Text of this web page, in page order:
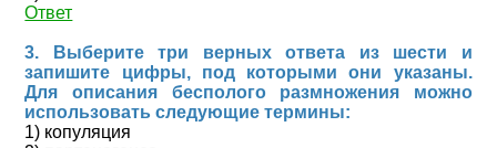
Ответ
3. Выберите три верных ответа из шести и
запишите цифры, под которыми они указаны.
Для описания бесполого размножения можно
использовать следующие термины:
1) копуляция